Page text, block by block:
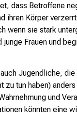
dass Betroffene
ihren Körper
wenn sie stark
Frauen und
Jugendliche, die
tun haben) anders
und
könnten eine